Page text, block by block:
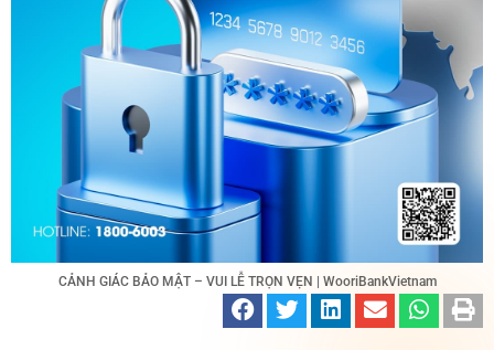
CẢNH GIÁC BẢO MẬT – VUI LỄ TRỌN VẸN | WooriBankVietnam